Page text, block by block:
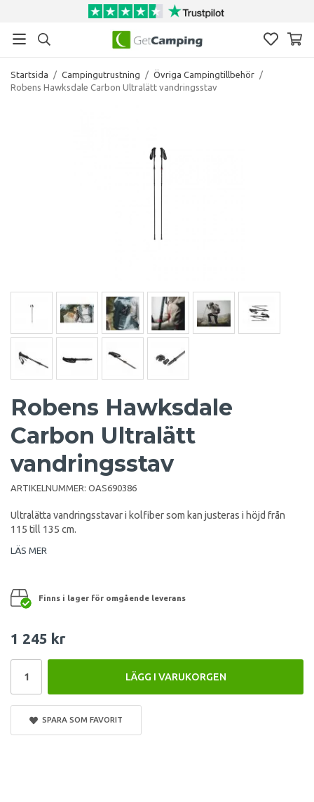
Startsida / Campingutrustning / Övriga Campingtillbehör /
Robens Hawksdale Carbon Ultralätt vandringsstav
Robens Hawksdale
Carbon Ultralätt
vandringsstav
ARTIKELNUMMER: OAS690386
Ultralätta vandringsstavar i kolfiber som kan justeras i höjd från
115 till 135 cm.
LÄS MER
Finns i lager för omgående leverans
1 245 kr
LÄGG I VARUKORGEN
SPARA SOM FAVORIT